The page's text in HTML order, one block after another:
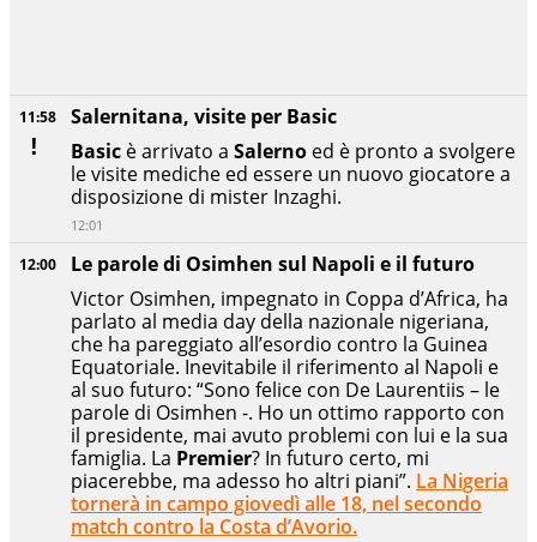
12:00
Le parole di Osimhen sul Napoli e il futuro
Victor Osimhen, impegnato in Coppa d’Africa, ha
parlato al media day della nazionale nigeriana,
che ha pareggiato all’esordio contro la Guinea
Equatoriale. Inevitabile il riferimento al Napoli e
al suo futuro: “Sono felice con De Laurentiis – le
parole di Osimhen -. Ho un ottimo rapporto con
il presidente, mai avuto problemi con lui e la sua
famiglia. La Premier? In futuro certo, mi
piacerebbe, ma adesso ho altri piani”. La Nigeria
tornerà in campo giovedì alle 18, nel secondo
match contro la Costa d’Avorio.
11:58
Salernitana, visite per Basic
Basic è arrivato a Salerno ed è pronto a svolgere
le visite mediche ed essere un nuovo giocatore a
disposizione di mister Inzaghi.
12:01